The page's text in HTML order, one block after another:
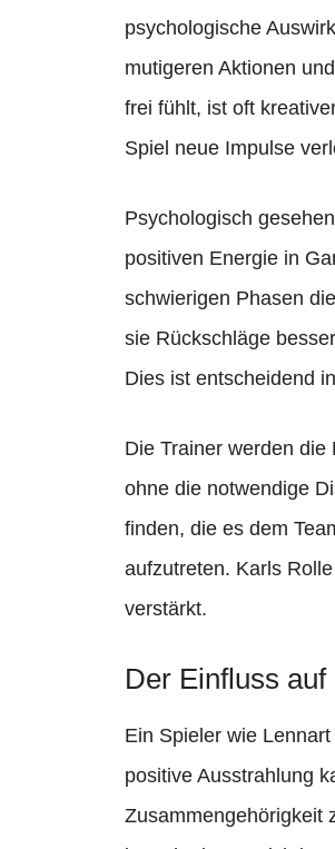
psychologische
mutigeren Aktionen
frei fühlt, ist oft
Spiel neue Impulse
Psychologisch
positiven Energie in
schwierigen Phasen
sie Rückschläge
Dies ist entscheidend
Die Trainer werden die
ohne die notwendige
finden, die es dem
aufzutreten. Karls
verstärkt.
Der Einfluss
Ein Spieler wie
positive Ausstrahlung
Zusammengehörigkeit